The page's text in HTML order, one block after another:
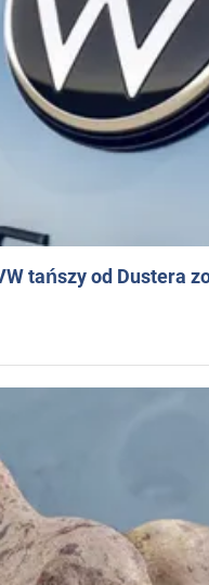
tańszy od Dustera